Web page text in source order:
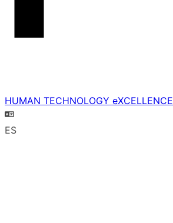
HUMAN TECHNOLOGY eXCELLENCE
ES